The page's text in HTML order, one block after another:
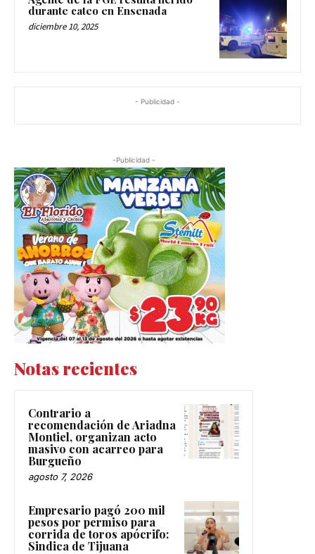
durante cateo en Ensenada
diciembre 10, 2025
- Publicidad -
-Publicidad -
Notas recientes
Contrario a
recomendación de Ariadna
Montiel, organizan acto
masivo con acarreo para
Burgueño
agosto 7, 2026
Empresario pagó 200 mil
pesos por permiso para
corrida de toros apócrifo:
Sindica de Tijuana